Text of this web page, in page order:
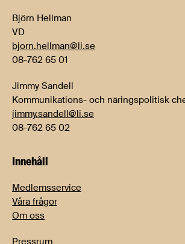
Björn Hellman
VD
bjorn.hellman@li.se
08-762 65 01
Jimmy Sandell
Kommunikations- och näringspolitisk
jimmy.sandell@li.se
08-762 65 02
Innehåll
Medlemsservice
Våra frågor
Om oss
Pressrum